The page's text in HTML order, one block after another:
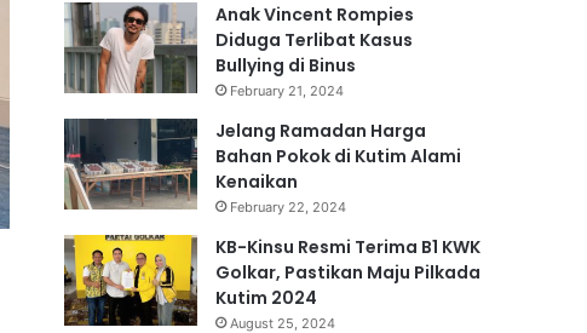
Anak Vincent Rompies
Diduga Terlibat Kasus
Bullying di Binus
February 21, 2024
Jelang Ramadan Harga
Bahan Pokok di Kutim Alami
Kenaikan
February 22, 2024
KB-Kinsu Resmi Terima B1 KWK
Golkar, Pastikan Maju Pilkada
Kutim 2024
August 25, 2024